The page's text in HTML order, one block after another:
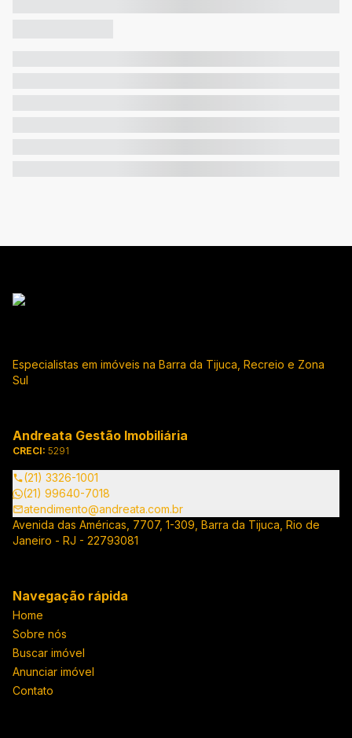
Especialistas em imóveis na Barra da Tijuca, Recreio e Zona
Sul
Andreata Gestão Imobiliária
CRECI: 5291
(21) 3326-1001
(21) 99640-7018
atendimento@andreata.com.br
Avenida das Américas, 7707, 1-309, Barra da Tijuca, Rio de
Janeiro - RJ - 22793081
Navegação rápida
Home
Sobre nós
Buscar imóvel
Anunciar imóvel
Contato